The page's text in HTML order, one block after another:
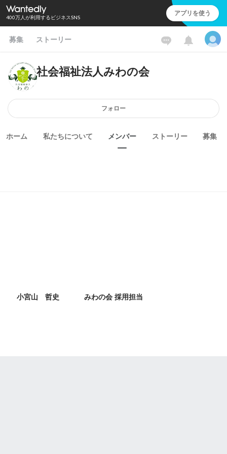
400万人が利用するビジネスSNS アプリを使う
募集 ストーリー
社会福祉法人みわの会
フォロー
ホーム 私たちについて メンバー ストーリー 募集
小宮山 哲史 みわの会 採用担当